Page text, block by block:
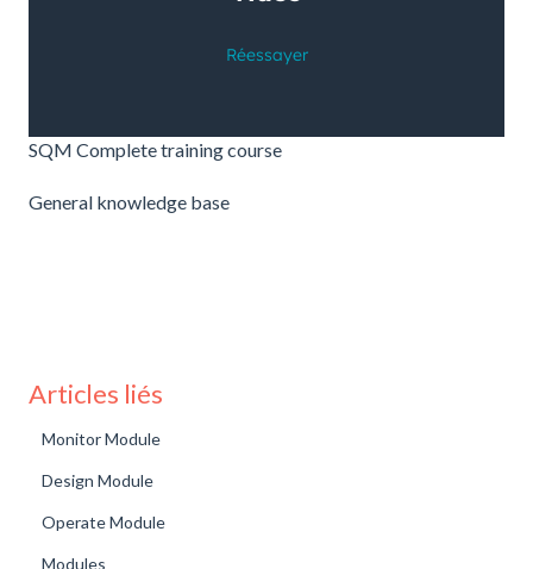
SQM Complete training course
General knowledge base
Articles liés
Monitor Module
Design Module
Operate Module
Modules